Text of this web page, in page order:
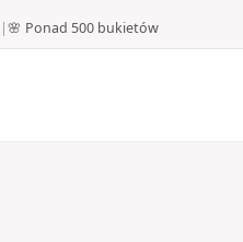
|🌸 Ponad 500 bukietów